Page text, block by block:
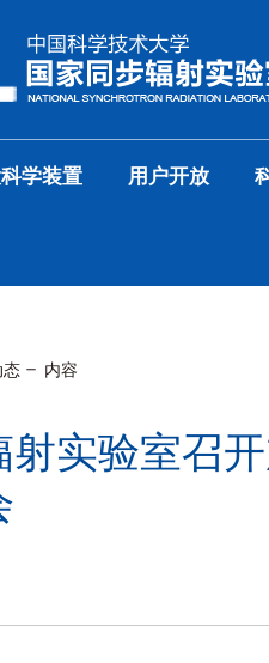
学装置 用户开放
态 内容
射实验室召